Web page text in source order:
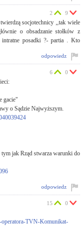
socjotechnicy ,,tak wiele
o obsadzanie stołków z
intratne posadki ?- partia . Kto
2 9
odpowiedz
gacie"
o Sądzie Najwyższym.
jak Rząd stwarza warunki do
6 0
odpowiedz
operatora-TVN-Komunikat-
15 0